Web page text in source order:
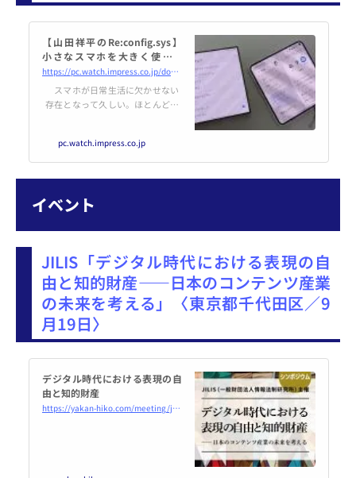
【山田祥平のRe:config.sys】
小さなスマホを大きく使いた
い、けど使えない
https://pc.watch.impress.co.jp/docs/column/config/1623901.html
スマホが日常生活に欠かせない
存在となって久しい。ほとんどの
こ10年ほど前からの新しい当たり
前だ。だが、スマホは機種ごとに
画面のサイズが異なるし、人それ
表示サイズも違う。万人に最適な
らこその折りたたみだ。
pc.watch.impress.co.jp
イベント
JILIS「デジタル時代における表現の自
由と知的財産――日本のコンテンツ産業
の未来を考える」〈東京都千代田区／9
月19日〉
デジタル時代における表現の自
由と知的財産
https://yakan-hiko.com/meeting/jilis240919/top.html